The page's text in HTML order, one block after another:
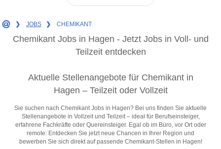
❯ JOBS ❯ CHEMIKANT
Chemikant Jobs in Hagen - Jetzt Jobs in Voll- und
Teilzeit entdecken
Aktuelle Stellenangebote für Chemikant in
Hagen – Teilzeit oder Vollzeit
Sie suchen nach Chemikant Jobs in Hagen? Bei uns finden Sie aktuelle
Stellenangebote in Vollzeit und Teilzeit – ideal für Berufseinsteiger,
erfahrene Fachkräfte oder Quereinsteiger. Egal ob im Büro, vor Ort oder
remote: Entdecken Sie jetzt neue Chancen in Ihrer Region und
bewerben Sie sich direkt auf passende Chemikant-Stellen in Hagen!